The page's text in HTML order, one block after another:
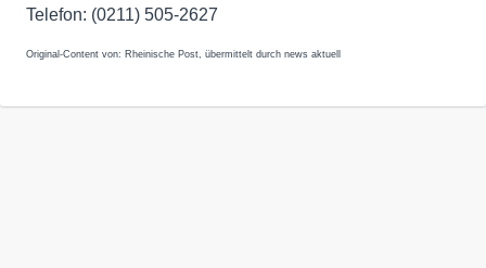
Telefon: (0211) 505-2627
Original-Content von: Rheinische Post, übermittelt durch news aktuell